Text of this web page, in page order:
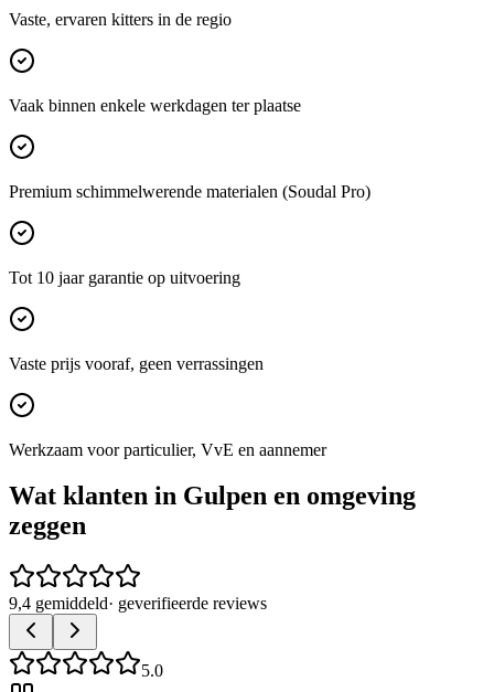
Vaste, ervaren kitters in de regio
Vaak binnen enkele werkdagen ter plaatse
Premium schimmelwerende materialen (Soudal Pro)
Tot 10 jaar garantie op uitvoering
Vaste prijs vooraf, geen verrassingen
Werkzaam voor particulier, VvE en aannemer
Wat klanten in Gulpen en omgeving
zeggen
9,4 gemiddeld· geverifieerde reviews
5.0